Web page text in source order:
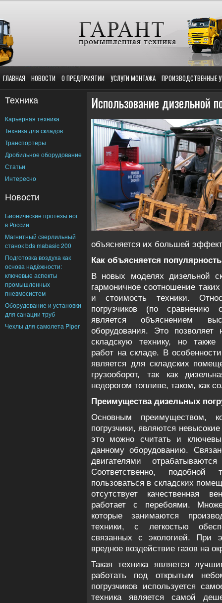
ГЛАВНАЯ НОВОСТИ О ПРЕДПРИЯТИИ УСЛУГИ МОНТАЖА ПРОИЗВОДСТВЕННЫЕ
Техника
Карьерная техника
Техника для складов
Транспортеры
Дробильное оборудование
Статьи
Интересно
Новости
Бионические протезы ног
в России
Магнитный сверлильный
станок bds mabasic 200
Подготовка воздуха как
основа надёжности:
ключевые аспекты
промышленных
пневмосистем
Оборудование и установки
для санации труб
Чехлы для самолета Piper
Использование дизельной
объясняется их большей
Как объясняется
В новых моделях дизельной
гармоничное соотношение
и стоимость техники.
погрузчиков (по сравнению
является объяснением
оборудования. Это
складскую технику, но также
работ на складе. В
является для складских
грузооборот, так как
недорогом топливе, таком, как
Преимущества дизельных
Основным преимуществом,
погрузчики, являются
это можно считать и
данному оборудованию.
двигателями
Соответственно, подобной
пользоваться в складских
отсутствует качественная
работает с перебоями.
которые занимаются
техники, с легкостью
связанных с экологией. При
вредное воздействие газов на
Такая техника является
работать под открытым
погрузчиков используется
техника является самой